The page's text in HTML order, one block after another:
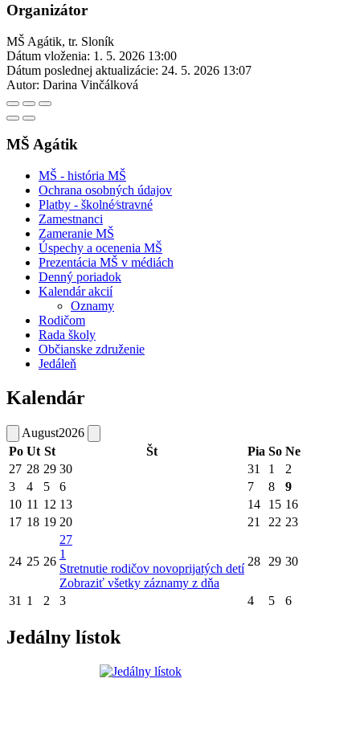
Organizátor
MŠ Agátik, tr. Sloník
Dátum vloženia: 1. 5. 2026 13:00
Dátum poslednej aktualizácie: 24. 5. 2026 13:07
Autor: Darina Vinčálková
MŠ Agátik
MŠ - história MŠ
Ochrana osobných údajov
Platby - školné⁄stravné
Zamestnanci
Zameranie MŠ
Úspechy a ocenenia MŠ
Prezentácia MŠ v médiách
Denný poriadok
Kalendár akcií
Oznamy
Rodičom
Rada školy
Občianske združenie
Jedáleň
Kalendár
August2026
Po Ut St Št Pia So Ne
27 28 29 30 31 1
2
3
4 5 6 7 8
9
10 11 12 13 14 15 16
17 18 19 20 21 22 23
24 25 26
27
1
Stretnutie rodičov novoprijatých detí
Zobraziť všetky záznamy z dňa
28 29 30
31 1 2 3 4 5 6
Jedálny lístok